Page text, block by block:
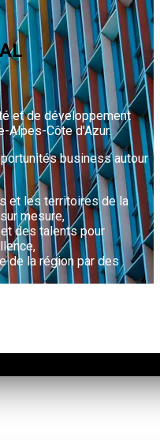
et de développement
Alpes-Côte d'Azur.
business autour
et les territoires​ de la
mesure,
des talents​ pour
​de la région ​par des